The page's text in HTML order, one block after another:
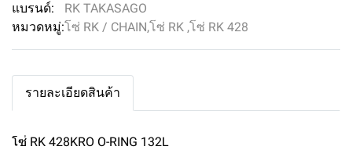
แบรนด์:
RK TAKASAGO
หมวดหมู่:โซ่ RK / CHAIN,โซ่ RK ,โซ่ RK 428
รายละเอียดสินค้า
โซ่ RK 428KRO O-RING 132L